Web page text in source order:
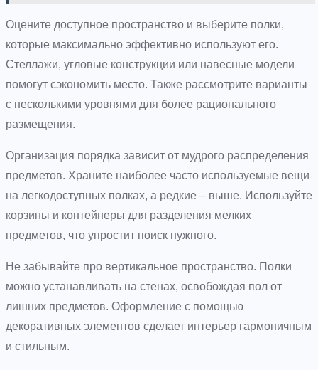
Оцените доступное пространство и выберите полки,
которые максимально эффективно используют его.
Стеллажи, угловые конструкции или навесные модели
помогут сэкономить место. Также рассмотрите варианты
с несколькими уровнями для более рационального
размещения.
Организация порядка зависит от мудрого распределения
предметов. Храните наиболее часто используемые вещи
на легкодоступных полках, а редкие – выше. Используйте
корзины и контейнеры для разделения мелких
предметов, что упростит поиск нужного.
Не забывайте про вертикальное пространство. Полки
можно устанавливать на стенах, освобождая пол от
лишних предметов. Оформление с помощью
декоративных элементов сделает интерьер гармоничным
и стильным.